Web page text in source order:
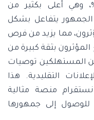
انستقرام تصل إلى 3.21%، وهي أعلى بكثير من
يتفاعل بشكل
مما يزيد من فرص
المؤثرون بثقة كبيرة من
حيث يعتبر 92% من المستهلكين توصيات
التقليدية. هذا
منصة مثالية
للوصول إلى جمهورها